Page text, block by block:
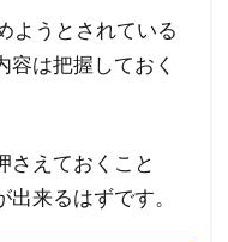
ようとされている
は把握しておく
さえておくこと
来るはずです。